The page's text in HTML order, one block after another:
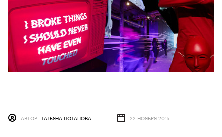
АВТОР ТАТЬЯНА ПОТАПОВА 22 НОЯБРЯ 2016